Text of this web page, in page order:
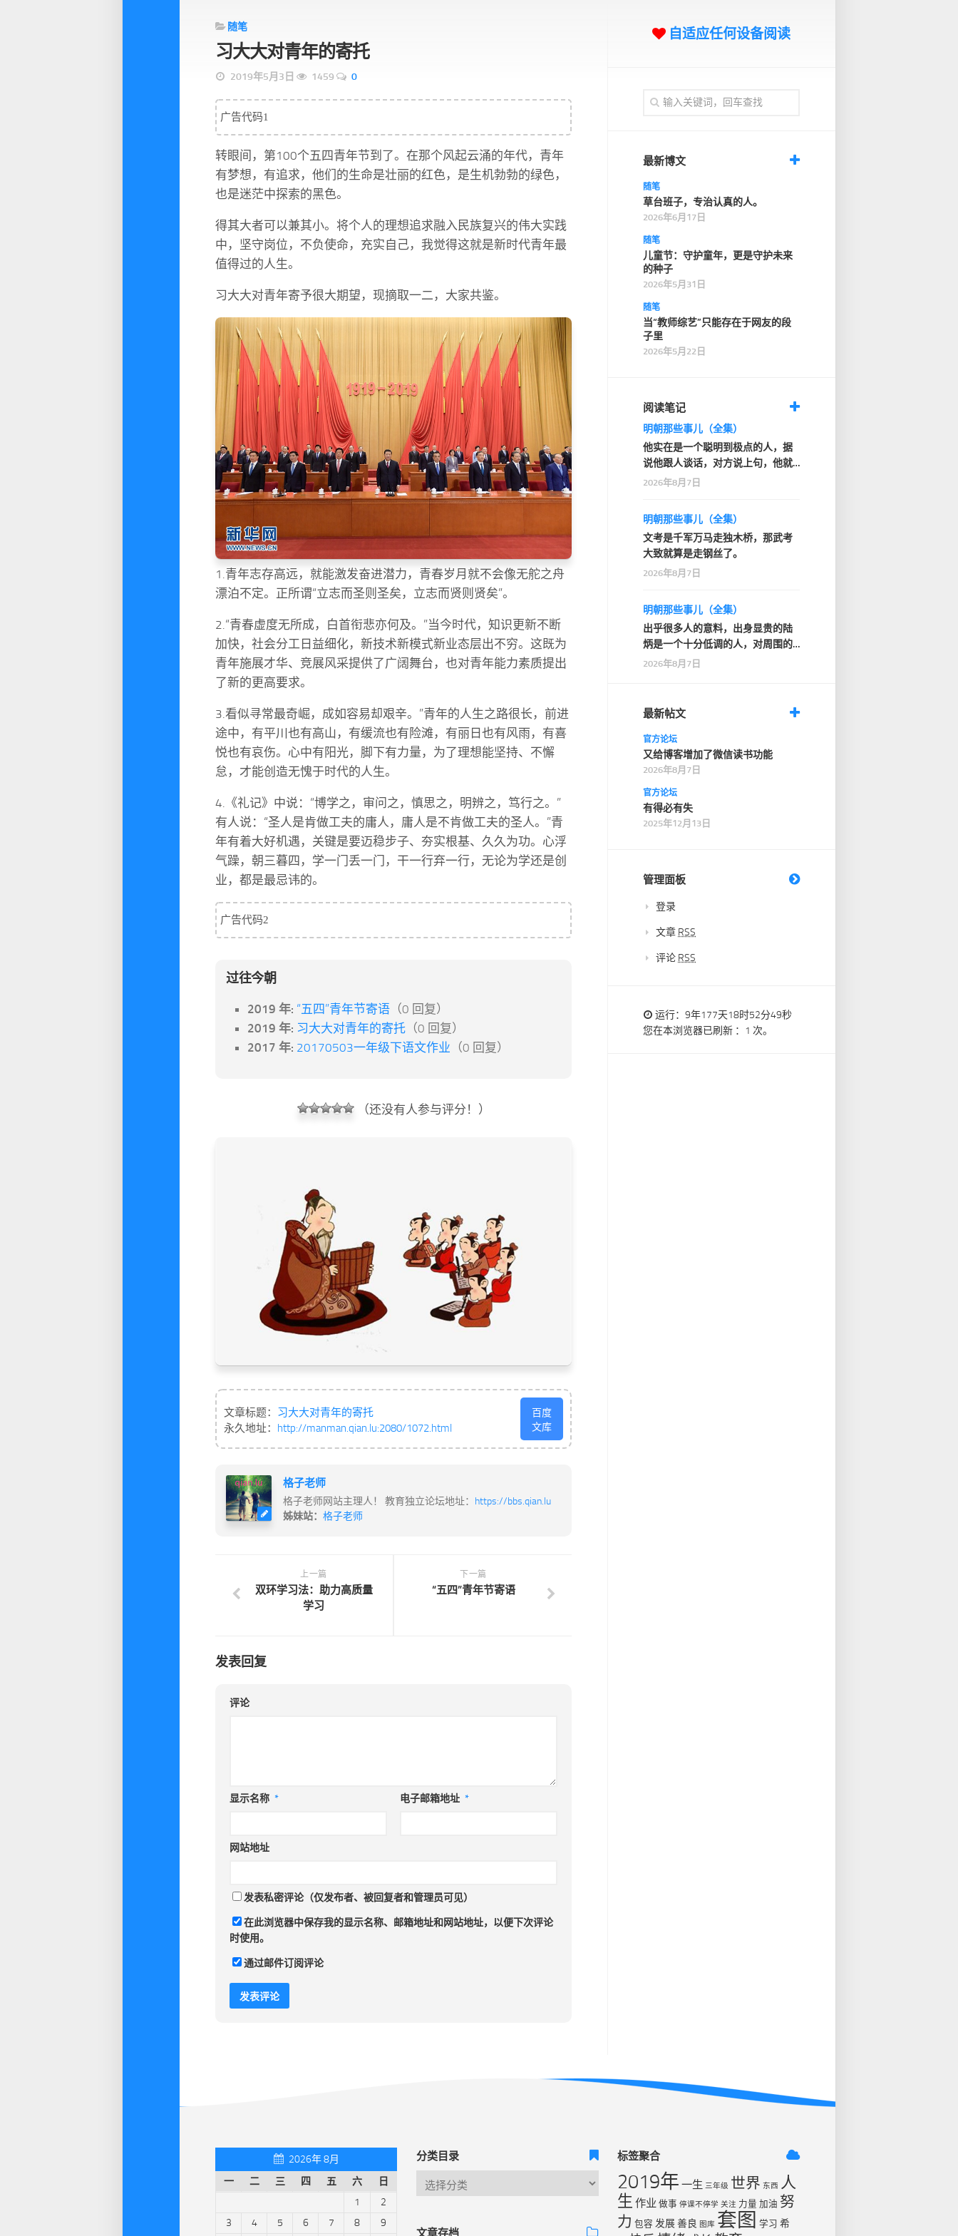
随笔
习大大对青年的寄托
2019年5月3日 1459 0
广告代码1
转眼间，第100个五四青年节到了。在那个风起云涌的年代，青年
有梦想，有追求，他们的生命是壮丽的红色，是生机勃勃的绿色，
也是迷茫中探索的黑色。
得其大者可以兼其小。将个人的理想追求融入民族复兴的伟大实践
中，坚守岗位，不负使命，充实自己，我觉得这就是新时代青年最
值得过的人生。
习大大对青年寄予很大期望，现摘取一二，大家共鉴。
1.青年志存高远，就能激发奋进潜力，青春岁月就不会像无舵之舟
漂泊不定。正所谓“立志而圣则圣矣，立志而贤则贤矣”。
2.“青春虚度无所成，白首衔悲亦何及。”当今时代，知识更新不断
加快，社会分工日益细化，新技术新模式新业态层出不穷。这既为
青年施展才华、竞展风采提供了广阔舞台，也对青年能力素质提出
了新的更高要求。
3.看似寻常最奇崛，成如容易却艰辛。”青年的人生之路很长，前进
途中，有平川也有高山，有缓流也有险滩，有丽日也有风雨，有喜
悦也有哀伤。心中有阳光，脚下有力量，为了理想能坚持、不懈
怠，才能创造无愧于时代的人生。
4.《礼记》中说：“博学之，审问之，慎思之，明辨之，笃行之。”
有人说：“圣人是肯做工夫的庸人，庸人是不肯做工夫的圣人。”青
年有着大好机遇，关键是要迈稳步子、夯实根基、久久为功。心浮
气躁，朝三暮四，学一门丢一门，干一行弃一行，无论为学还是创
业，都是最忌讳的。
广告代码2
过往今朝
2019 年: “五四”青年节寄语 （0 回复）
2019 年: 习大大对青年的寄托 （0 回复）
2017 年: 20170503一年级下语文作业 （0 回复）
（还没有人参与评分！）
文章标题： 习大大对青年的寄托
永久地址： http://manman.qian.lu:2080/1072.html
百度
文库
格子老师
格子老师网站主理人！ 教育独立论坛地址： https://bbs.qian.lu
姊妹站： 格子老师
下一篇
“五四”青年节寄语
上一篇
双环学习法：助力高质量
学习
发表回复
评论
显示名称 * 电子邮箱地址 *
网站地址
发表私密评论（仅发布者、被回复者和管理员可见）
在此浏览器中保存我的显示名称、邮箱地址和网站地址，以便下次评论
时使用。
通过邮件订阅评论
自适应任何设备阅读
最新博文
随笔
草台班子，专治认真的人。
2026年6月17日
随笔
儿童节：守护童年，更是守护未来
的种子
2026年5月31日
随笔
当“教师综艺”只能存在于网友的段
子里
2026年5月22日
阅读笔记
明朝那些事儿（全集）
他实在是一个聪明到极点的人，据
说他跟人谈话，对方说上句，他就
知道人家下句要说什…
2026年8月7日
明朝那些事儿（全集）
文考是千军万马走独木桥，那武考
大致就算是走钢丝了。
2026年8月7日
明朝那些事儿（全集）
出乎很多人的意料，出身显贵的陆
炳是一个十分低调的人，对周围的
人也十分客气，没有…
2026年8月7日
最新帖文
官方论坛
又给博客增加了微信读书功能
2026年8月7日
官方论坛
有得必有失
2025年12月13日
管理面板
登录
文章 RSS
评论 RSS
运行：9年177天18时52分49秒
您在本浏览器已刷新 ：1 次。
2026年 8月
一
二 三 四 五 六
日
1
2
3
4 5 6 7 8 9
分类目录
文章存档
标签聚合
2019年 一生 三年级 世界 东西 人
生 作业 做事 停课不停学 关注 力量 加油 努
力 包容 发展善良 图库 套图 学习 希